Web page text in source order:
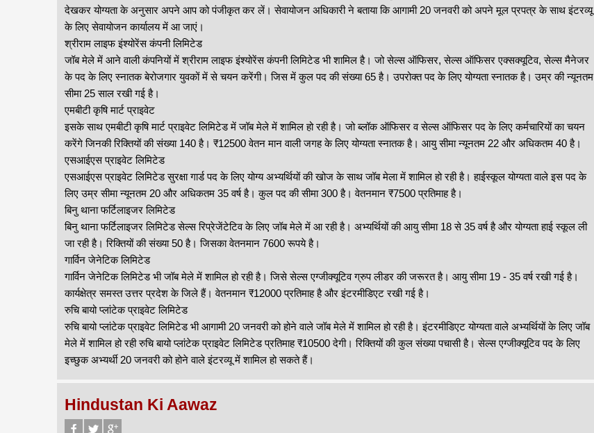
देखकर योग्यता के अनुसार अपने आप को पंजीकृत कर लें। सेवायोजन अधिकारी ने बताया कि आगामी 20 जनवरी को अपने मूल प्रपत्र के साथ इंटरव्यू
के लिए सेवायोजन कार्यालय में आ जाएं।
श्रीराम लाइफ इंश्योरेंस कंपनी लिमिटेड
जॉब मेले में आने वाली कंपनियों में श्रीराम लाइफ इंश्योरेंस कंपनी लिमिटेड भी शामिल है। जो सेल्स ऑफिसर, सेल्स ऑफिसर एक्सक्यूटिव, सेल्स मैनेजर
के पद के लिए स्नातक बेरोजगार युवकों में से चयन करेंगी। जिस में कुल पद की संख्या 65 है। उपरोक्त पद के लिए योग्यता स्नातक है। उम्र की न्यूनतम
सीमा 25 साल रखी गई है।
एमबीटी कृषि मार्ट प्राइवेट
इसके साथ एमबीटी कृषि मार्ट प्राइवेट लिमिटेड में जॉब मेले में शामिल हो रही है। जो ब्लॉक ऑफिसर व सेल्स ऑफिसर पद के लिए कर्मचारियों का चयन
करेंगे जिनकी रिक्तियों की संख्या 140 है। ₹12500 वेतन मान वाली जगह के लिए योग्यता स्नातक है। आयु सीमा न्यूनतम 22 और अधिकतम 40 है।
एसआईएस प्राइवेट लिमिटेड
एसआईएस प्राइवेट लिमिटेड सुरक्षा गार्ड पद के लिए योग्य अभ्यर्थियों की खोज के साथ जॉब मेला में शामिल हो रही है। हाईस्कूल योग्यता वाले इस पद के
लिए उम्र सीमा न्यूनतम 20 और अधिकतम 35 वर्ष है। कुल पद की सीमा 300 है। वेतनमान ₹7500 प्रतिमाह है।
बिनु थाना फर्टिलाइजर लिमिटेड
बिनु थाना फर्टिलाइजर लिमिटेड सेल्स रिप्रेजेंटेटिव के लिए जॉब मेले में आ रही है। अभ्यर्थियों की आयु सीमा 18 से 35 वर्ष है और योग्यता हाई स्कूल ली
जा रही है। रिक्तियों की संख्या 50 है। जिसका वेतनमान 7600 रूपये है।
गार्विन जेनेटिक लिमिटेड
गार्विन जेनेटिक लिमिटेड भी जॉब मेले में शामिल हो रही है। जिसे सेल्स एग्जीक्यूटिव ग्रुप लीडर की जरूरत है। आयु सीमा 19 - 35 वर्ष रखी गई है।
कार्यक्षेत्र समस्त उत्तर प्रदेश के जिले हैं। वेतनमान ₹12000 प्रतिमाह है और इंटरमीडिएट रखी गई है।
रुचि बायो प्लांटेक प्राइवेट लिमिटेड
रुचि बायो प्लांटेक प्राइवेट लिमिटेड भी आगामी 20 जनवरी को होने वाले जॉब मेले में शामिल हो रही है। इंटरमीडिएट योग्यता वाले अभ्यर्थियों के लिए जॉब
मेले में शामिल हो रही रुचि बायो प्लांटेक प्राइवेट लिमिटेड प्रतिमाह ₹10500 देगी। रिक्तियों की कुल संख्या पचासी है। सेल्स एग्जीक्यूटिव पद के लिए
इच्छुक अभ्यर्थी 20 जनवरी को होने वाले इंटरव्यू में शामिल हो सकते हैं।
Hindustan Ki Aawaz